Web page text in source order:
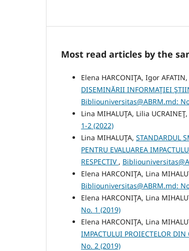
Most read articles by the
Elena HARCONIŢA, Igor
DISEMINĂRII INFORMAŢIEI
Bibliouniversitas@ABRM.md:
Lina MIHALUŢA, Lilia UCRAINEŢ,
1-2 (2022)
Lina MIHALUŢA, STANDARDUL
PENTRU EVALUAREA
RESPECTIV ,
Elena HARCONIŢA, Lina
Bibliouniversitas@ABRM.md:
Elena HARCONIŢA, Lina
No. 1 (2019)
Elena HARCONIŢA, Lina
IMPACTULUI PROIECTELOR DIN
No. 2 (2019)